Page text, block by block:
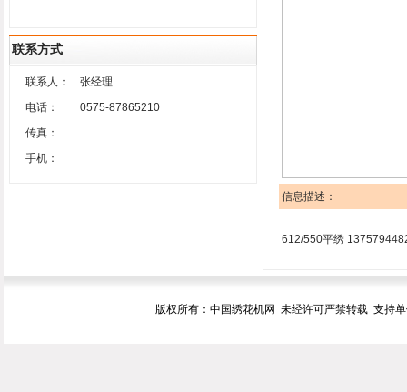
联系方式
联系人：
张经理
电话：
0575-87865210
传真：
手机：
信息描述：
612/550平绣
版权所有：中国绣花机网 未经许可严禁转载 支持